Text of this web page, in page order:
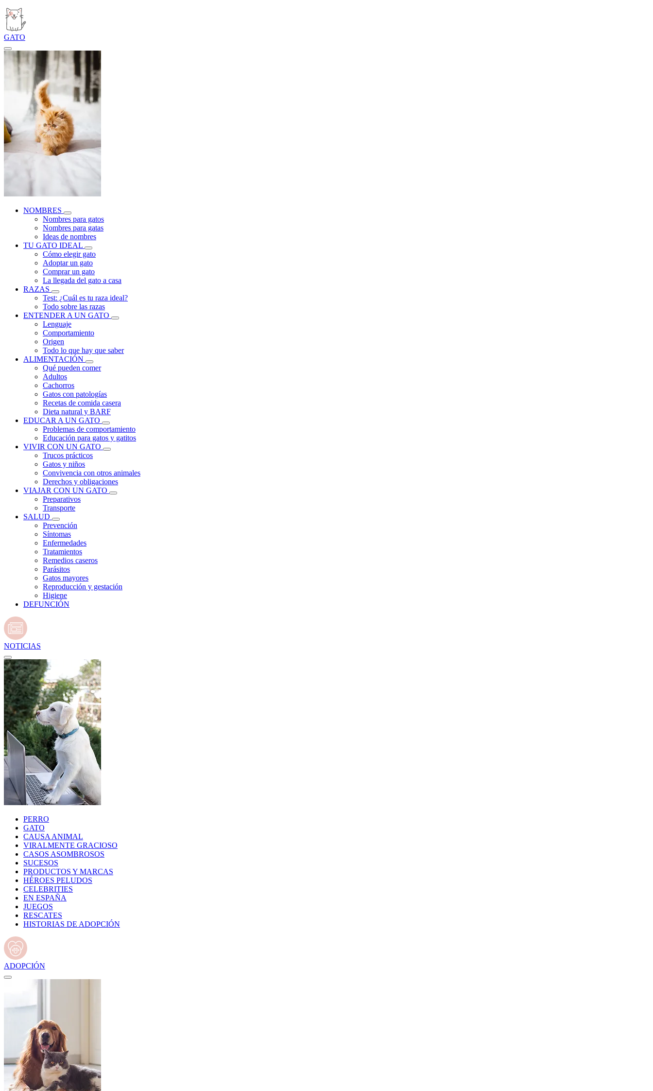
GATO
NOMBRES
Nombres para gatos
Nombres para gatas
Ideas de nombres
TU GATO IDEAL
Cómo elegir gato
Adoptar un gato
Comprar un gato
La llegada del gato a casa
RAZAS
Test: ¿Cuál es tu raza ideal?
Todo sobre las razas
ENTENDER A UN GATO
Lenguaje
Comportamiento
Origen
Todo lo que hay que saber
ALIMENTACIÓN
Qué pueden comer
Adultos
Cachorros
Gatos con patologías
Recetas de comida casera
Dieta natural y BARF
EDUCAR A UN GATO
Problemas de comportamiento
Educación para gatos y gatitos
VIVIR CON UN GATO
Trucos prácticos
Gatos y niños
Convivencia con otros animales
Derechos y obligaciones
VIAJAR CON UN GATO
Preparativos
Transporte
SALUD
Prevención
Síntomas
Enfermedades
Tratamientos
Remedios caseros
Parásitos
Gatos mayores
Reproducción y gestación
Higiene
DEFUNCIÓN
NOTICIAS
PERRO
GATO
CAUSA ANIMAL
VIRALMENTE GRACIOSO
CASOS ASOMBROSOS
SUCESOS
PRODUCTOS Y MARCAS
HÉROES PELUDOS
CELEBRITIES
EN ESPAÑA
JUEGOS
RESCATES
HISTORIAS DE ADOPCIÓN
ADOPCIÓN